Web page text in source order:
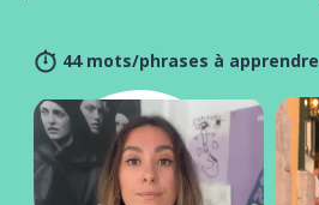
44 mots/phrases à apprendre